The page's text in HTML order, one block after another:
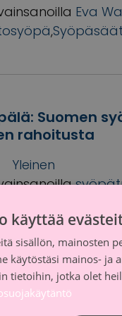
Eva
,
Suomen
rahoitusta
Yleinen
käyttää
sisällön, mainosten
käytöstäsi mainos- ja
tietoihin, jotka olet